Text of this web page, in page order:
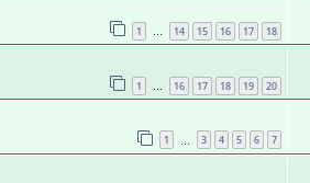
1 … 14 15 16 17 18
1 16 17 18 19 20
1 3 4 5 6 7